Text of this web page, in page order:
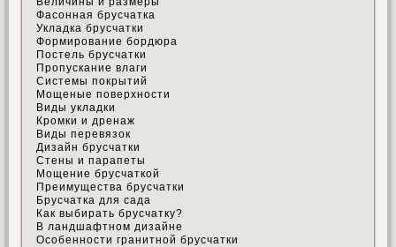
Фасонная брусчатка
Укладка брусчатки
Формирование бордюра
Постель брусчатки
Пропускание влаги
Системы покрытий
Мощеные поверхности
Виды укладки
Кромки и дренаж
Виды перевязок
Дизайн брусчатки
Стены и парапеты
Мощение брусчаткой
Преимущества брусчатки
Брусчатка для сада
Как выбирать брусчатку?
В ландшафтном дизайне
Особенности гранитной брусчатки